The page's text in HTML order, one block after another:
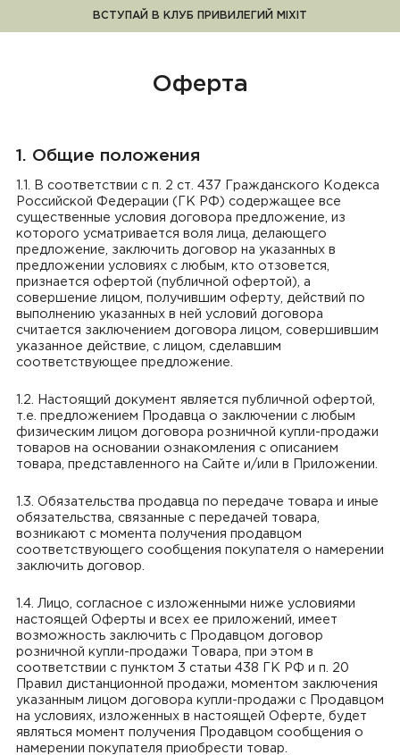
ВСТУПАЙ В КЛУБ ПРИВИЛЕГИЙ MIXIT
Оферта
1. Общие положения
1.1. В соответствии с п. 2 ст. 437 Гражданского Кодекса
Российской Федерации (ГК РФ) содержащее все
существенные условия договора предложение, из
которого усматривается воля лица, делающего
предложение, заключить договор на указанных в
предложении условиях с любым, кто отзовется,
признается офертой (публичной офертой), а
совершение лицом, получившим оферту, действий по
выполнению указанных в ней условий договора
считается заключением договора лицом, совершившим
указанное действие, с лицом, сделавшим
соответствующее предложение.
1.2. Настоящий документ является публичной офертой,
т.е. предложением Продавца о заключении с любым
физическим лицом договора розничной купли-продажи
товаров на основании ознакомления с описанием
товара, представленного на Сайте и/или в Приложении.
1.3. Обязательства продавца по передаче товара и иные
обязательства, связанные с передачей товара,
возникают с момента получения продавцом
соответствующего сообщения покупателя о намерении
заключить договор.
1.4. Лицо, согласное с изложенными ниже условиями
настоящей Оферты и всех ее приложений, имеет
возможность заключить с Продавцом договор
розничной купли-продажи Товара, при этом в
соответствии с пунктом 3 статьи 438 ГК РФ и п. 20
Правил дистанционной продажи, моментом заключения
указанным лицом договора купли-продажи с Продавцом
на условиях, изложенных в настоящей Оферте, будет
являться момент получения Продавцом сообщения о
намерении покупателя приобрести товар.